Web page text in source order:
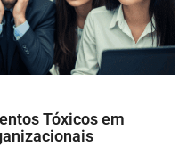
Tóxicos em